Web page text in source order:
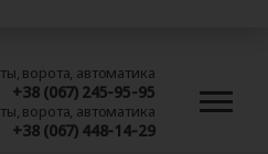
ворота, автоматика
+38 (067) 245-95-95
ворота, автоматика
+38 (067) 448-14-29